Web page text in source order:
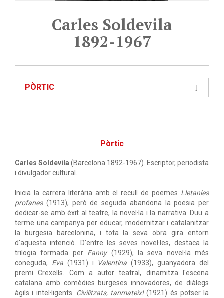
Carles Soldevila
1892-1967
PÒRTIC
Pòrtic
Carles Soldevila (Barcelona 1892-1967). Escriptor, periodista
i divulgador cultural.
Inicia la carrera literària amb el recull de poemes Lletanies
profanes(1913), però de seguida abandona la poesia per
dedicar-se amb èxit al teatre, la novel·la i la narrativa. Duu a
terme una campanya per educar, modernitzar i catalanitzar
la burgesia barcelonina, i tota la seva obra gira entorn
d'aquesta intenció. D'entre les seves novel·les, destaca la
trilogia formada per Fanny(1929), la seva novel·la més
coneguda, Eva(1931) i Valentina (1933), guanyadora del
premi Crexells. Com a autor teatral, dinamitza l'escena
catalana amb comèdies burgeses innovadores, de diàlegs
àgils i intel·ligents. Civilitzats, tanmateix!(1921) és potser la